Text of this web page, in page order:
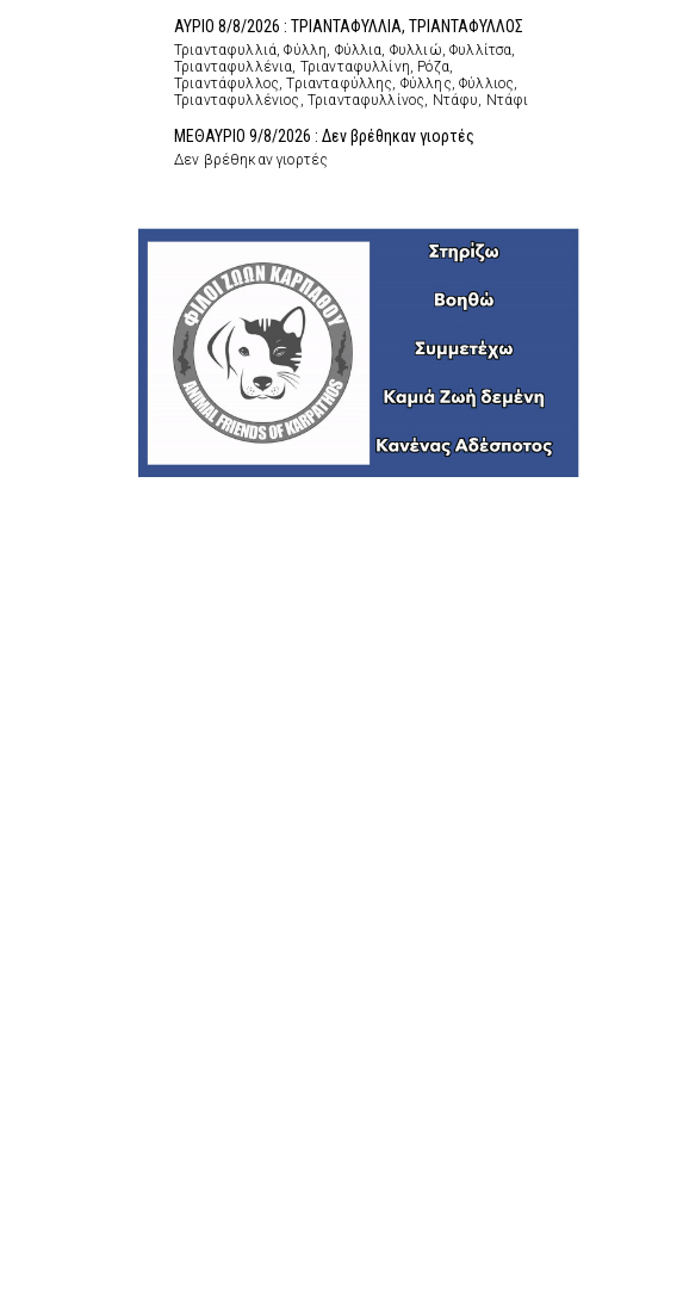
ΑΥΡΙΟ 8/8/2026 : ΤΡΙΑΝΤΑΦΥΛΛΙΑ, ΤΡΙΑΝΤΑΦΥΛΛΟΣ
Τριανταφυλλιά, Φύλλη, Φύλλια, Φυλλιώ, Φυλλίτσα,
Τριανταφυλλένια, Τριανταφυλλίνη, Ρόζα,
Τριαντάφυλλος, Τριανταφύλλης, Φύλλης, Φύλλιος,
Τριανταφυλλένιος, Τριανταφυλλίνος, Ντάφυ, Ντάφι
ΜΕΘΑΥΡΙΟ 9/8/2026 : Δεν βρέθηκαν γιορτές
Δεν βρέθηκαν γιορτές